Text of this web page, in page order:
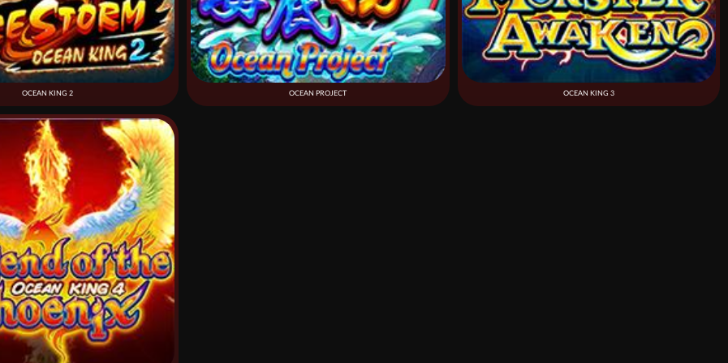
OCEAN KING 2 OCEAN PROJECT OCEAN KING 3